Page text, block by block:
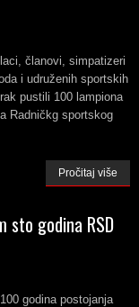
članovi, simpatizeri
i udruženih sportskih
pustili 100 lampiona
Radničkg sportskog
Pročitaj više
sto godina RSD
godina postojanja